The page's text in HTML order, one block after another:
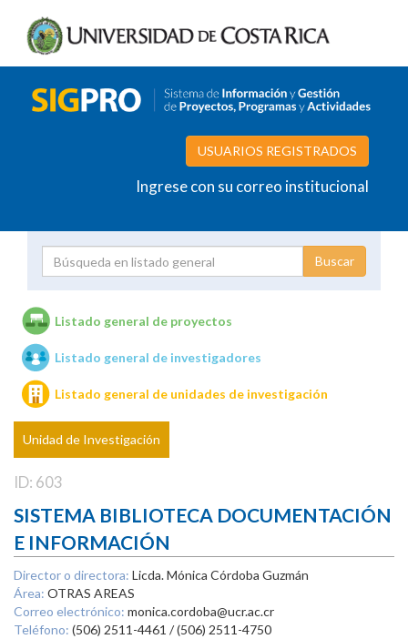
USUARIOS REGISTRADOS
Ingrese con su correo institucional
Unidades de investigación
Listado general de proyectos
Listado general de investigadores
Listado general de unidades de investigación
Unidad de Investigación
ID: 603
SISTEMA BIBLIOTECA DOCUMENTACIÓN
E INFORMACIÓN
Director o directora: Licda. Mónica Córdoba Guzmán
Área: OTRAS AREAS
Correo electrónico: monica.cordoba@ucr.ac.cr
Teléfono: (506) 2511-4461 / (506) 2511-4750